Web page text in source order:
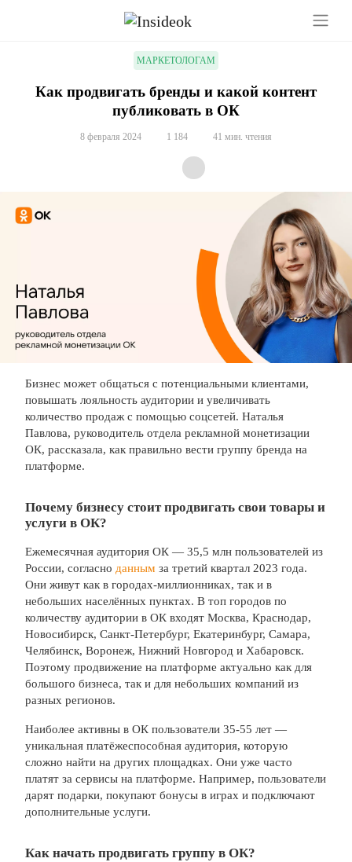
МАРКЕТОЛОГАМ
Как продвигать бренды и какой контент
публиковать в ОК
8 февраля 2024 1 184 41 мин. чтения
Бизнес может общаться с потенциальными клиентами,
повышать лояльность аудитории и увеличивать
количество продаж с помощью соцсетей. Наталья
Павлова, руководитель отдела рекламной монетизации
ОК, рассказала, как правильно вести группу бренда на
платформе.
Почему бизнесу стоит продвигать свои товары и
услуги в ОК?
Ежемесячная аудитория ОК — 35,5 млн пользователей из
России, согласно данным за третий квартал 2023 года.
Они живут как в городах-миллионниках, так и в
небольших населённых пунктах. В топ городов по
количеству аудитории в ОК входят Москва, Краснодар,
Новосибирск, Санкт-Петербург, Екатеринбург, Самара,
Челябинск, Воронеж, Нижний Новгород и Хабаровск.
Поэтому продвижение на платформе актуально как для
большого бизнеса, так и для небольших компаний из
разных регионов.
Наиболее активны в ОК пользователи 35-55 лет —
уникальная платёжеспособная аудитория, которую
сложно найти на других площадках. Они уже часто
платят за сервисы на платформе. Например, пользователи
дарят подарки, покупают бонусы в играх и подключают
дополнительные услуги.
Как начать продвигать группу в ОК?